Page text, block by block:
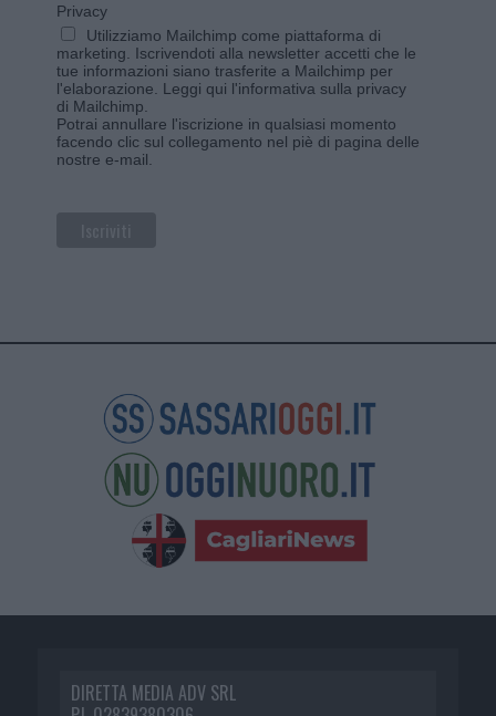
Privacy
Utilizziamo Mailchimp come piattaforma di
marketing. Iscrivendoti alla newsletter accetti che le
tue informazioni siano trasferite a Mailchimp per
l'elaborazione. Leggi qui l'informativa sulla privacy
di Mailchimp
Potrai annullare l'iscrizione in qualsiasi momento
facendo clic sul collegamento nel piè di pagina delle
nostre e-mail.
DIRETTA MEDIA ADV SRL